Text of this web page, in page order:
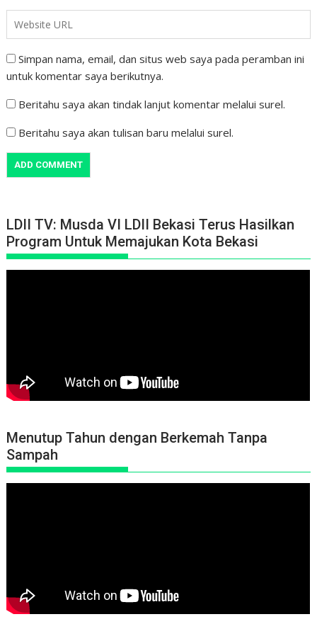
Simpan nama, email, dan situs web saya pada peramban ini
untuk komentar saya berikutnya.
Beritahu saya akan tindak lanjut komentar melalui surel.
Beritahu saya akan tulisan baru melalui surel.
LDII TV: Musda VI LDII Bekasi Terus Hasilkan
Program Untuk Memajukan Kota Bekasi
Menutup Tahun dengan Berkemah Tanpa
Sampah